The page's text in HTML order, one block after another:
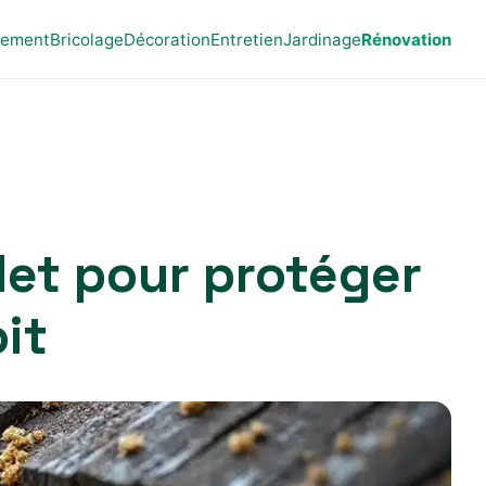
BricolageDécorationEntretienJardinageRénovation
pour protéger